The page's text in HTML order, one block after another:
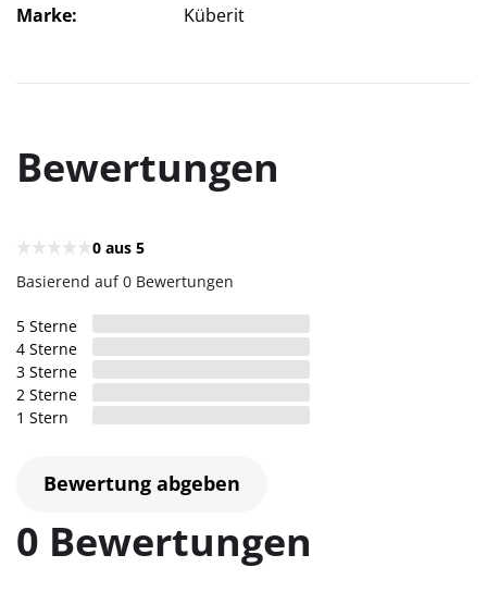
Marke
Küberit
Bewertungen
0 aus 5
Basierend auf 0 Bewertungen
1 Stern
2 Sterne
3 Sterne
4 Sterne
5 Sterne
Bewertung abgeben
0 Bewertungen